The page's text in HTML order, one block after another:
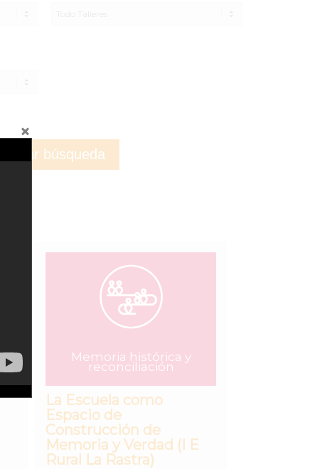
Memoria histórica y
reconciliación
La Escuela como
Espacio de
Construcción de
Memoria y Verdad (I E
Rural La Rastra)